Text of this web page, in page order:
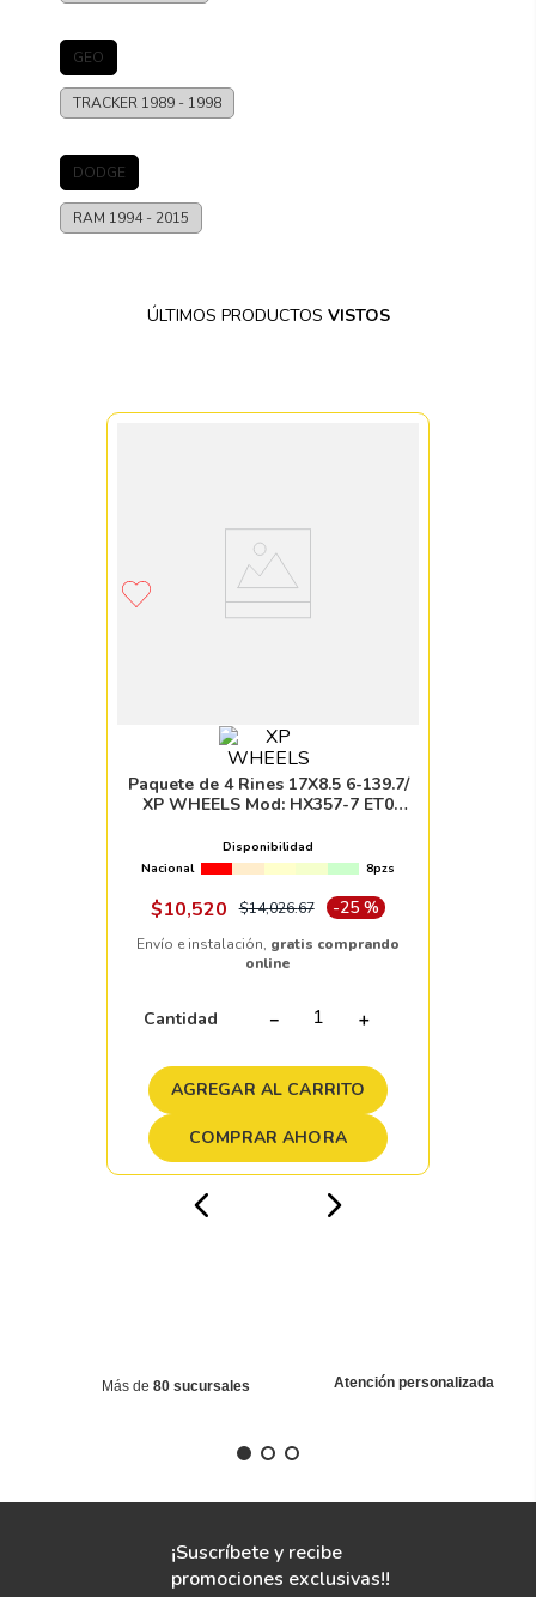
GEO
TRACKER 1989 - 1998
DODGE
RAM 1994 - 2015
ÚLTIMOS PRODUCTOS VISTOS
Paquete de 4 Rines 17X8.5 6-139.7/
XP WHEELS Mod: HX357-7 ET0
Disponibilidad
Nacional
8pzs
$10,520 $14,026.67 -25 %
Envío e instalación, gratis comprando
online
Cantidad ＋
－
AGREGAR AL CARRITO
COMPRAR AHORA
Más de 80 sucursales Atención personalizada
¡Suscríbete y recibe
promociones exclusivas!!